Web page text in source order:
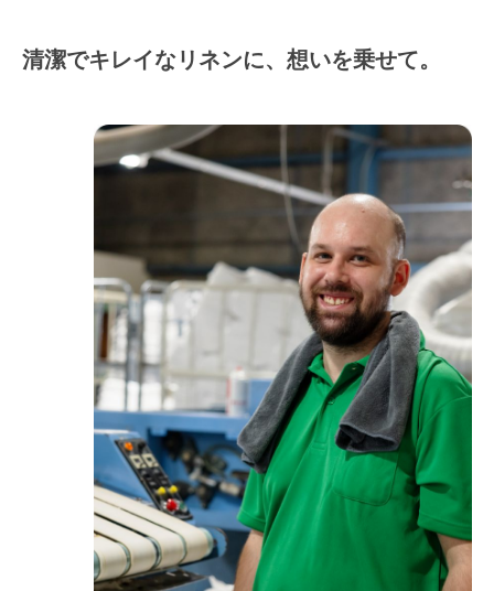
清潔でキレイなリネンに、想いを乗せて。